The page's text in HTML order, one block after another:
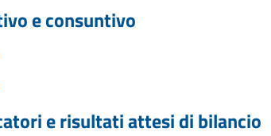
e consuntivo
e risultati attesi di bilancio